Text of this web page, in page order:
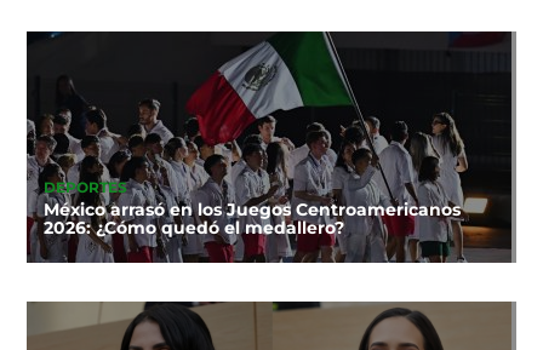
DEPORTES
México arrasó en los Juegos Centroamericanos
2026: ¿Cómo quedó el medallero?